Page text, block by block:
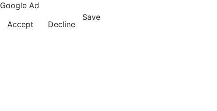
Google Ad
Accept
Decline
Save